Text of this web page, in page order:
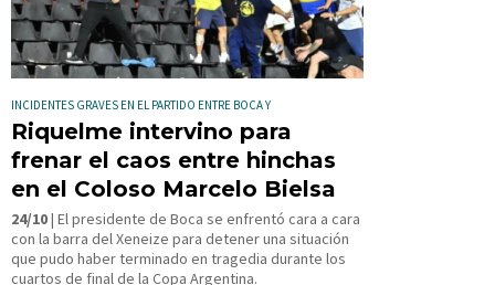
INCIDENTES GRAVES EN EL PARTIDO ENTRE BOCA Y
Riquelme intervino para
frenar el caos entre hinchas
en el Coloso Marcelo Bielsa
24/10| El presidente de Boca se enfrentó cara a cara
con la barra del Xeneize para detener una situación
que pudo haber terminado en tragedia durante los
cuartos de final de la Copa Argentina.